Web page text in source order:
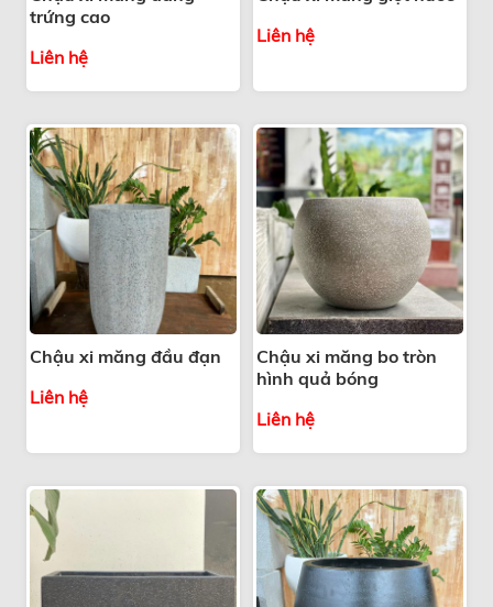
trứng cao
Liên hệ
Liên hệ
Chậu xi măng đầu đạn
Liên hệ
Chậu xi măng bo tròn
hình quả bóng
Liên hệ